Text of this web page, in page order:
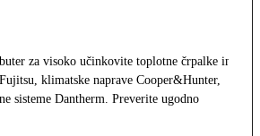
za visoko učinkovite toplotne črpalke in
klimatske naprave Cooper&Hunter,
sisteme Dantherm. Preverite ugodno